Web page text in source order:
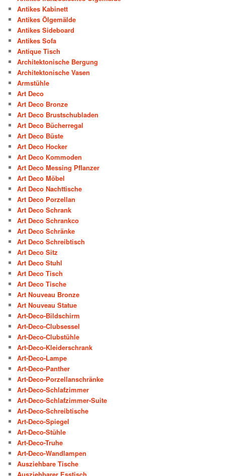
Antikes Kabinett
Antikes Ölgemälde
Antikes Sideboard
Antikes Sofa
Antique Tisch
Architektonische Bergung
Architektonische Vasen
Armstühle
Art Deco
Art Deco Bronze
Art Deco Brustschubladen
Art Deco Bücherregal
Art Deco Büste
Art Deco Hocker
Art Deco Kommoden
Art Deco Messing Pflanzer
Art Deco Möbel
Art Deco Nachttische
Art Deco Porzellan
Art Deco Schrank
Art Deco Schrankco
Art Deco Schränke
Art Deco Schreibtisch
Art Deco Sitz
Art Deco Stuhl
Art Deco Tisch
Art Deco Tische
Art Nouveau Bronze
Art Nouveau Statue
Art-Deco-Bildschirm
Art-Deco-Clubsessel
Art-Deco-Clubstühle
Art-Deco-Kleiderschrank
Art-Deco-Lampe
Art-Deco-Panther
Art-Deco-Porzellanschränke
Art-Deco-Schlafzimmer
Art-Deco-Schlafzimmer-Suite
Art-Deco-Schreibtische
Art-Deco-Spiegel
Art-Deco-Stühle
Art-Deco-Truhe
Art-Deco-Wandlampen
Ausziehbare Tische
Ausziehbarer Esstisch